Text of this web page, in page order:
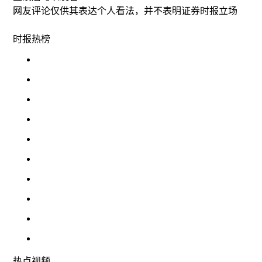
网友评论仅供其表达个人看法，并不表明证券时报立场
时报热榜